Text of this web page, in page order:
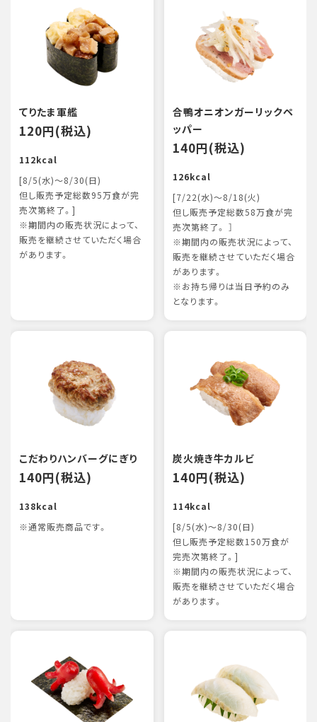
てりたま軍艦
120円(税込)
112kcal
[8/5(水)～8/30(日)
但し販売予定総数95万食が完
売次第終了。]
※期間内の販売状況によって、
販売を継続させていただく場合
があります。
合鴨オニオンガーリックペ
ッパー
140円(税込)
126kcal
[7/22(水)～8/18(火)
但し販売予定総数58万食が完
売次第終了。 ］
※期間内の販売状況によって、
販売を継続させていただく場合
があります。
※お持ち帰りは当日予約のみ
となります。
こだわりハンバーグにぎり
140円(税込)
138kcal
※通常販売商品です。
炭火焼き牛カルビ
140円(税込)
114kcal
[8/5(水)～8/30(日)
但し販売予定総数150万食が
完売次第終了。]
※期間内の販売状況によって、
販売を継続させていただく場合
があります。